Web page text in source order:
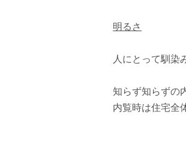
明るさ
人にとって馴染
知らず知らずの
内覧時は住宅全